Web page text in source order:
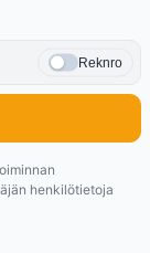
Reknro
henkilötietoja